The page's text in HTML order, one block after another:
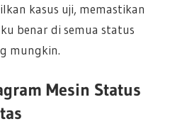
kasus uji, memastikan
benar di semua status
mungkin.
Mesin Status